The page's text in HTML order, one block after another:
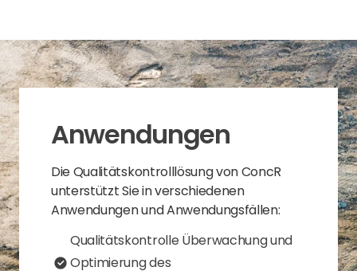
Anwendungen
Die Qualitätskontrolllösung von ConcR
unterstützt Sie in verschiedenen
Anwendungen und Anwendungsfällen:
Qualitätskontrolle Überwachung und
Optimierung des